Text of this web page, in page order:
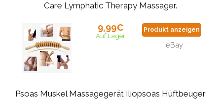
Care Lymphatic Therapy Massager.
9,99€
Auf Lager
Produkt anzeigen
eBay
Psoas Muskel Massagegerät Iliopsoas Hüftbeuger